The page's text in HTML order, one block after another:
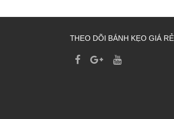
THEO DÕI BÁNH KẸO GIÁ RẺ